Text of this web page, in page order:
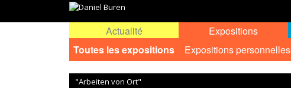
Actualité
Expositions
Toutes les expositions
Expositions personnelles
"Arbeiten von Ort"